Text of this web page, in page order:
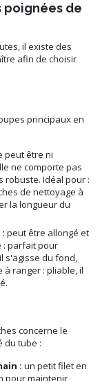
poignées de
il existe des
afin de choisir
principaux en
peut être ni
ne comporte pas
robuste. Idéal pour :
de nettoyage à
la longueur du
peut être allongé et
: parfait pour
s'agisse du fond,
ranger : pliable, il
concerne le
du tube :
: un petit filet en
pour maintenir